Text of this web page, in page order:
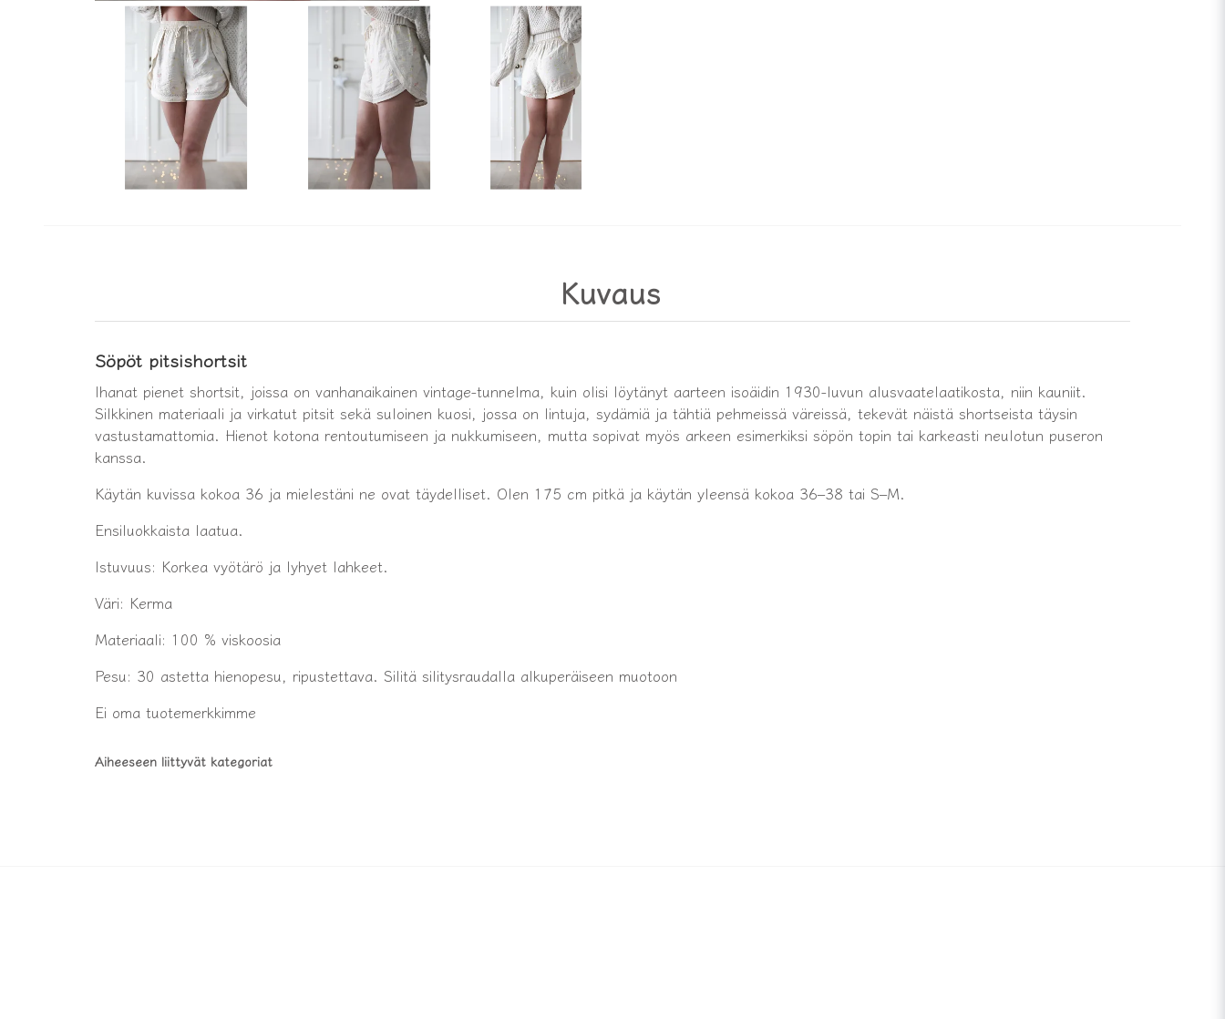
Kuvaus
Söpöt pitsishortsit
Ihanat pienet shortsit, joissa on vanhanaikainen vintage-tunnelma, kuin olisi löytänyt aarteen isoäidin 1930-luvun alusvaatelaatikosta, niin kauniit.
Silkkinen materiaali ja virkatut pitsit sekä suloinen kuosi, jossa on lintuja, sydämiä ja tähtiä pehmeissä väreissä, tekevät näistä shortseista täysin
vastustamattomia. Hienot kotona rentoutumiseen ja nukkumiseen, mutta sopivat myös arkeen esimerkiksi söpön topin tai karkeasti neulotun puseron
kanssa.
Käytän kuvissa kokoa 36 ja mielestäni ne ovat täydelliset. Olen 175 cm pitkä ja käytän yleensä kokoa 36–38 tai S–M.
Ensiluokkaista laatua.
Istuvuus: Korkea vyötärö ja lyhyet lahkeet.
Väri: Kerma
Materiaali: 100 % viskoosia
Pesu: 30 astetta hienopesu, ripustettava. Silitä silitysraudalla alkuperäiseen muotoon
Ei oma tuotemerkkimme
Aiheeseen liittyvät kategoriat